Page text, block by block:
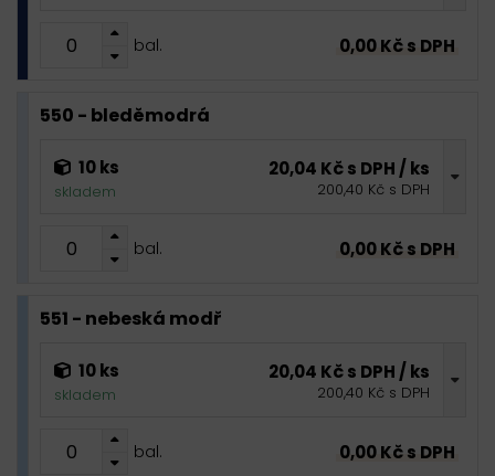
bal. 0,00 Kč s DPH
550 - bleděmodrá
10 ks
skladem
20,04 Kč s DPH / ks
200,40 Kč s DPH
bal. 0,00 Kč s DPH
551 - nebeská modř
10 ks
skladem
20,04 Kč s DPH / ks
200,40 Kč s DPH
bal. 0,00 Kč s DPH